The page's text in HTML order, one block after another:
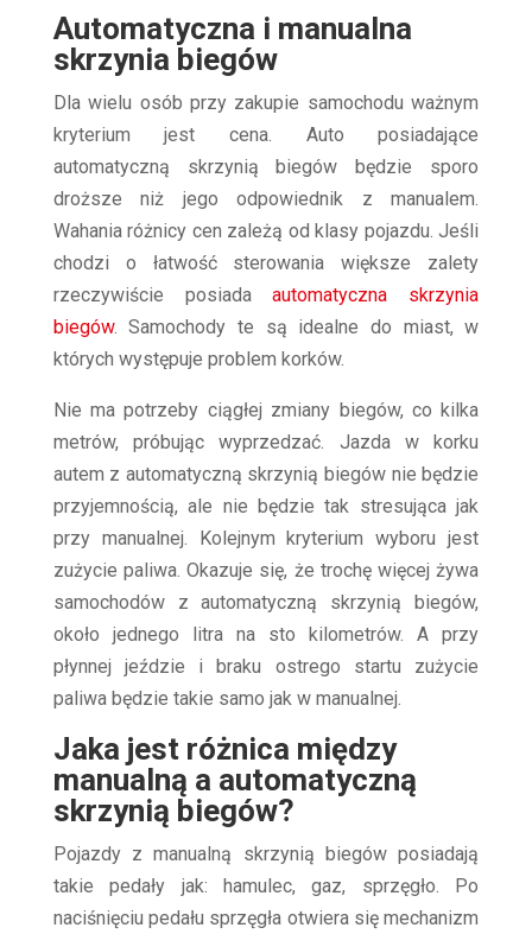
Automatyczna i manualna
skrzynia biegów
Dla wielu osób przy zakupie samochodu ważnym
kryterium jest cena. Auto posiadające
automatyczną skrzynią biegów będzie sporo
droższe niż jego odpowiednik z manualem.
Wahania różnicy cen zależą od klasy pojazdu. Jeśli
chodzi o łatwość sterowania większe zalety
rzeczywiście posiadaautomatyczna skrzynia
biegów. Samochody te są idealne do miast, w
których występuje problem korków.
Nie ma potrzeby ciągłej zmiany biegów, co kilka
metrów, próbując wyprzedzać. Jazda w korku
autem z automatyczną skrzynią biegów nie będzie
przyjemnością, ale nie będzie tak stresująca jak
przy manualnej. Kolejnym kryterium wyboru jest
zużycie paliwa. Okazuje się, że trochę więcej żywa
samochodów z automatyczną skrzynią biegów,
około jednego litra na sto kilometrów. A przy
płynnej jeździe i braku ostrego startu zużycie
paliwa będzie takie samo jak w manualnej.
Jaka jest różnica między
manualną a automatyczną
skrzynią biegów?
Pojazdy z manualną skrzynią biegów posiadają
takie pedały jak: hamulec, gaz, sprzęgło. Po
naciśnięciu pedału sprzęgła otwiera się mechanizm